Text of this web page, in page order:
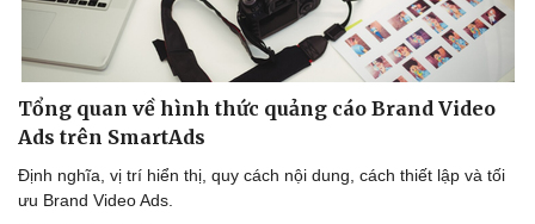
Tổng quan về hình thức quảng cáo Brand Video
Ads trên SmartAds
Định nghĩa, vị trí hiển thị, quy cách nội dung, cách thiết lập và tối
ưu Brand Video Ads.